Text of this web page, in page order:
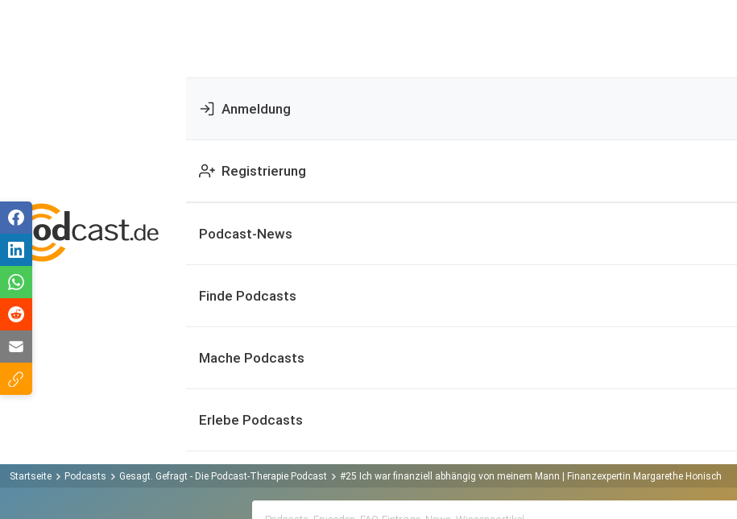
Anmeldung
Registrierung
Podcast-News
Finde Podcasts
Mache Podcasts
Erlebe Podcasts
Startseite Podcasts Gesagt. Gefragt - Die Podcast-Therapie Podcast #25 Ich war finanziell abhängig von meinem Mann | Finanzexpertin Margarethe Honisch